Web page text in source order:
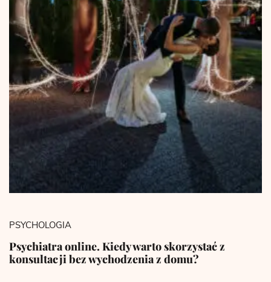
PSYCHOLOGIA
Psychiatra online. Kiedy warto skorzystać z
konsultacji bez wychodzenia z domu?